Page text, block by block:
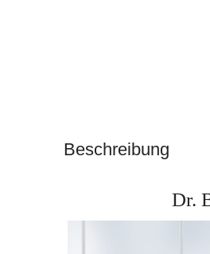
Beschreibung
Dr.